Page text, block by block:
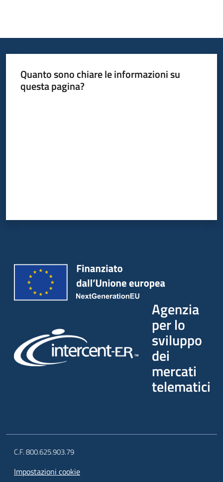
Quanto sono chiare le informazioni su
questa pagina?
Agenzia
per lo
sviluppo
dei
mercati
telematici
C.F. 800.625.903.79
Impostazioni cookie